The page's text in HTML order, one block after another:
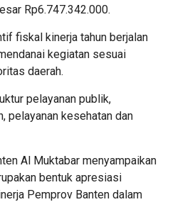
Rp6.747.342.000.
fiskal kinerja tahun berjalan
kegiatan sesuai
daerah.
pelayanan publik,
pelayanan kesehatan dan
Al Muktabar menyampaikan
bentuk apresiasi
Pemprov Banten dalam